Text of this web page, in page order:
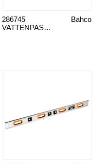
VATTENPASS, 416-600
Bahco
286745